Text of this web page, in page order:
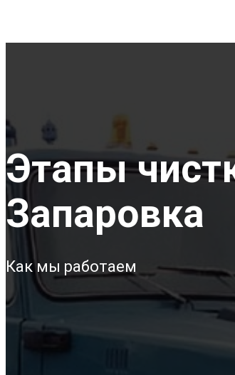
Этапы
Запаровка
Как мы работаем